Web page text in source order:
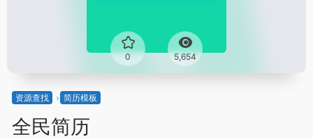
0 5,654
资源查找 简历模板
全民简历